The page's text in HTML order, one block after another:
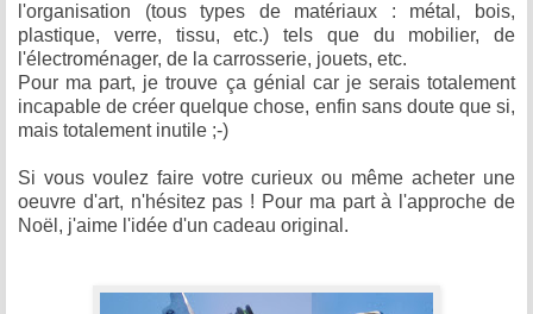
l'organisation (tous types de matériaux : métal, bois,
plastique, verre, tissu, etc.) tels que du mobilier, de
l'électroménager, de la carrosserie, jouets, etc.
Pour ma part, je trouve ça génial car je serais totalement
incapable de créer quelque chose, enfin sans doute que si,
mais totalement inutile ;-)
Si vous voulez faire votre curieux ou même acheter une
oeuvre d'art, n'hésitez pas ! Pour ma part à l'approche de
Noël, j'aime l'idée d'un cadeau original.